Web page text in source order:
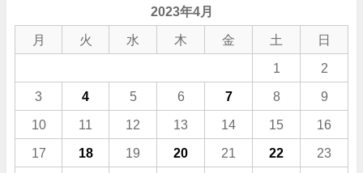
2023年4月
月 火 水 木 金 土 日
1 2
3 4 5 6 7 8 9
10 11 12 13 14 15 16
17 18 19 20 21 22 23